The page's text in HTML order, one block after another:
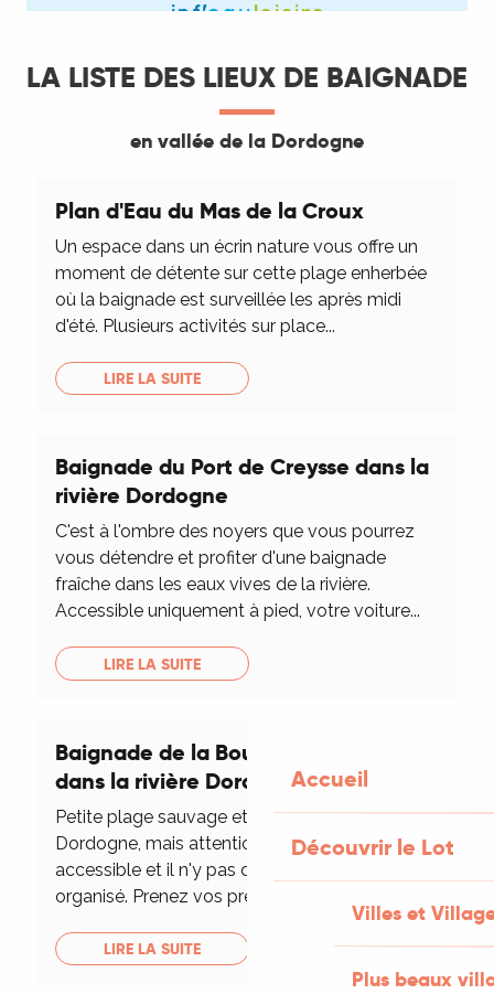
Accueil
Découvrir le Lot
Villes et
Plus beaux
LA LISTE DES LIEUX DE BAIGNADE
en vallée de la Dordogne
Plan d'Eau du Mas de la Croux
Un espace dans un écrin nature vous offre un
moment de détente sur cette plage enherbée
où la baignade est surveillée les après midi
d'été. Plusieurs activités sur place...
LIRE LA SUITE
Baignade du Port de Creysse dans la
rivière Dordogne
C'est à l'ombre des noyers que vous pourrez
vous détendre et profiter d'une baignade
fraîche dans les eaux vives de la rivière.
Accessible uniquement à pied, votre voiture...
LIRE LA SUITE
Baignade de la Bourgnette à Lacave
dans la rivière Dordogne
Petite plage sauvage et reculée des bords de
Dordogne, mais attention elle est peu
accessible et il n'y pas de stationnement
organisé. Prenez vos précautions pour votre...
LIRE LA SUITE